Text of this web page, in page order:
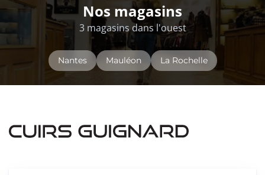
Nos magasins
3 magasins dans l'ouest
Nantes Mauléon La Rochelle